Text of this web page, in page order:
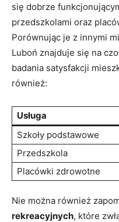
się dobrze
przedszkolami oraz
Porównując je z innymi
Luboń znajduje się na
badania satysfakcji
również:
Usługa
Szkoły podstawowe
Przedszkola
Placówki zdrowotne
Nie można również
rekreacyjnych, które